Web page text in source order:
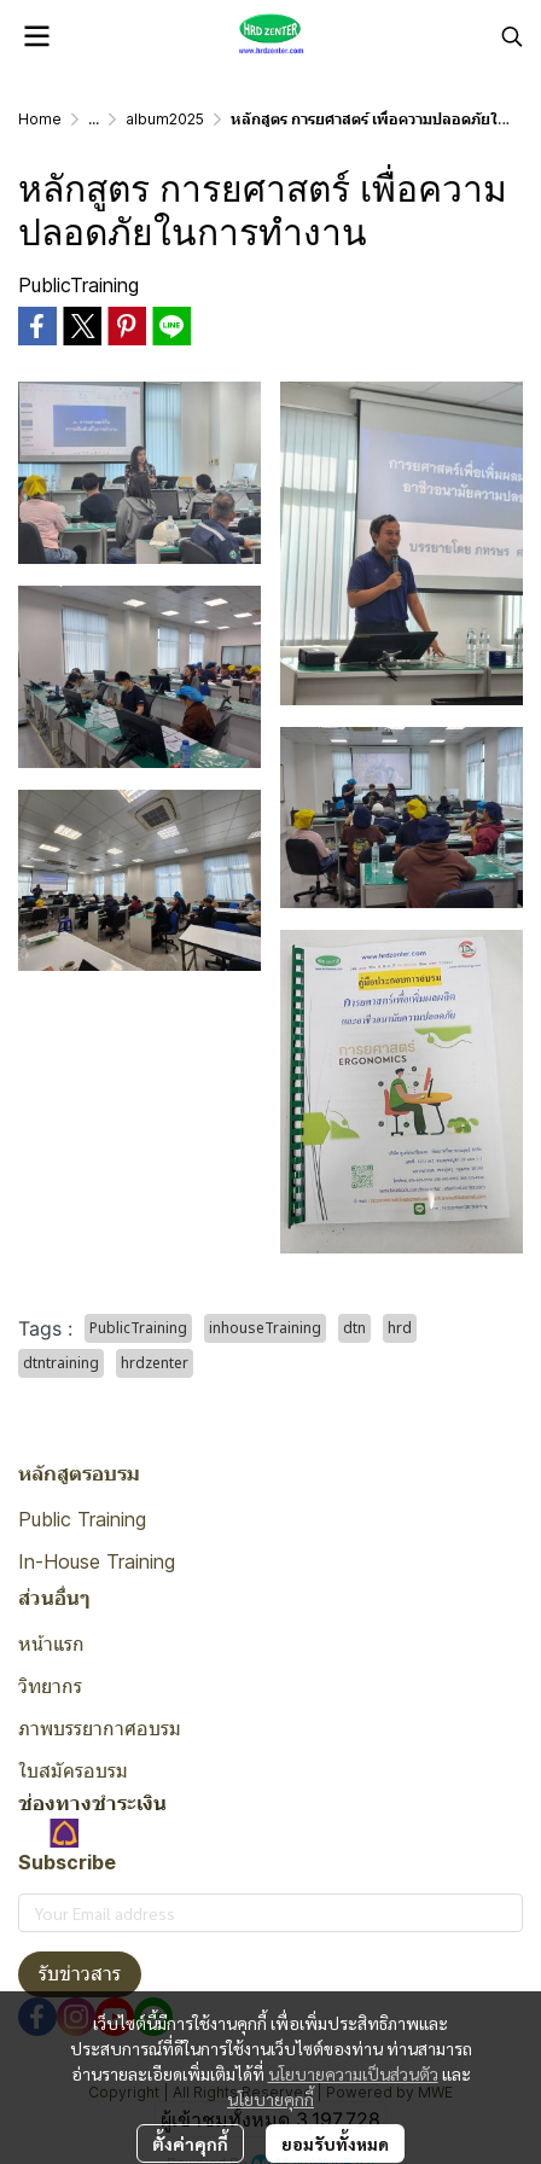
Home ... album2025 หลักสูตร การยศาสตร์ เพื่อความปลอดภัยในการทำงาน
หลักสูตร การยศาสตร์ เพื่อความ
ปลอดภัยในการทำงาน
PublicTraining
Tags : PublicTraining inhouseTraining dtn
hrd
dtntraining
hrdzenter
เว็บไซต์นี้มีการใช้งานคุกกี้ เพื่อเพิ่มประสิทธิภาพและ
ประสบการณ์ที่ดีในการใช้งานเว็บไซต์ของท่าน ท่านสามารถ
อ่านรายละเอียดเพิ่มเติมได้ที่ นโยบายความเป็นส่วนตัว และ
นโยบายคุกกี้
ตั้งค่าคุกกี้ ยอมรับทั้งหมด
หลักสูตรอบรม
Public Training
In-House Training
ส่วนอื่นๆ
หน้าแรก
วิทยากร
ภาพบรรยากาศอบรม
ใบสมัครอบรม
ช่องทางชำระเงิน
Subscribe
รับข่าวสาร
Copyright | All Rights Reserved | Powered by MWE
ผู้เข้าชมทั้งหมด3,197,728